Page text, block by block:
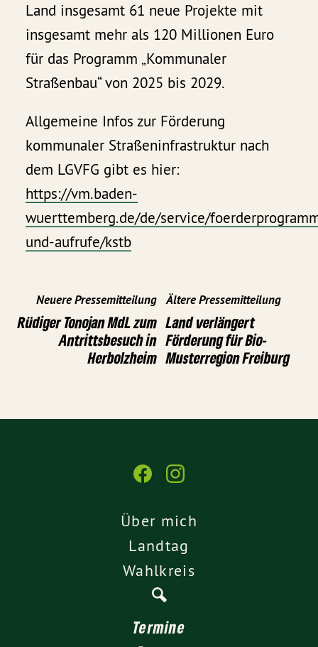
Land insgesamt 61 neue Projekte mit
insgesamt mehr als 120 Millionen Euro
für das Programm „Kommunaler
Straßenbau“ von 2025 bis 2029.
Allgemeine Infos zur Förderung
kommunaler Straßeninfrastruktur nach
dem LGVFG gibt es hier:
https://vm.baden-
wuerttemberg.de/de/service/
und-aufrufe/kstb
Neuere Pressemitteilung
Rüdiger Tonojan MdL zum
Antrittsbesuch in
Herbolzheim
Ältere Pressemitteilung
Land verlängert
Förderung für Bio-
Musterregion Freiburg
Über mich
Landtag
Wahlkreis
Termine